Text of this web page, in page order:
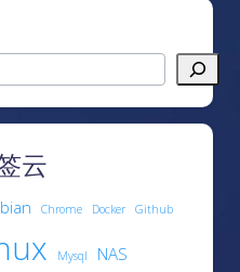
云
Chrome Docker Github
Mysql
NAS